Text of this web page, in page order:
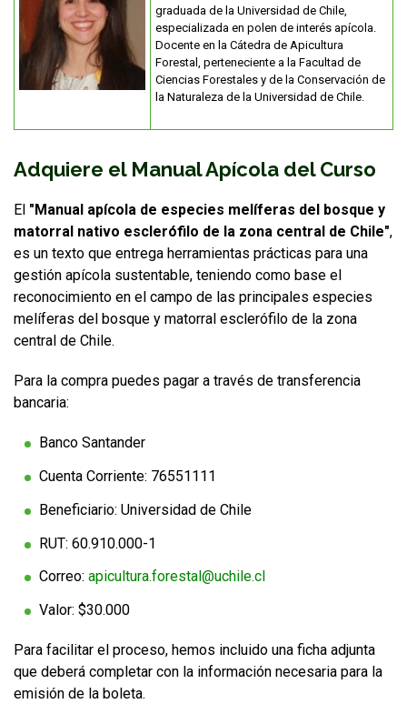
graduada de la Universidad de Chile,
especializada en polen de interés apícola.
Docente en la Cátedra de Apicultura
Forestal, perteneciente a la Facultad de
Ciencias Forestales y de la Conservación de
la Naturaleza de la Universidad de Chile.
Adquiere el Manual Apícola del Curso
El "Manual apícola de especies melíferas del bosque y
matorral nativo esclerófilo de la zona central de Chile",
es un texto que entrega herramientas prácticas para una
gestión apícola sustentable, teniendo como base el
reconocimiento en el campo de las principales especies
melíferas del bosque y matorral esclerófilo de la zona
central de Chile.
Para la compra puedes pagar a través de transferencia
bancaria:
Banco Santander
Cuenta Corriente: 76551111
Beneficiario: Universidad de Chile
RUT: 60.910.000-1
Correo: apicultura.forestal@uchile.cl
Valor: $30.000
Para facilitar el proceso, hemos incluido una ficha adjunta
que deberá completar con la información necesaria para la
emisión de la boleta.